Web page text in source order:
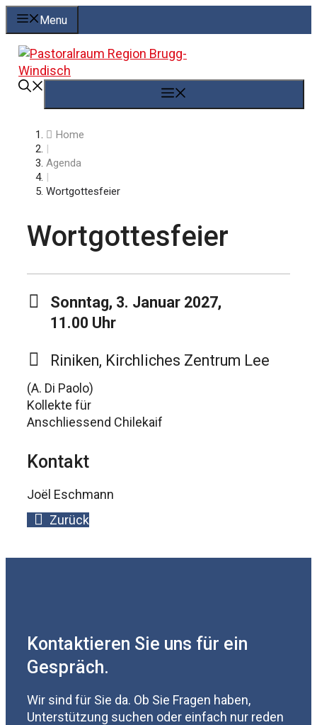
Springe
zum
Inhalt
Menu
Home
|
Agenda
|
Wortgottesfeier
Wortgottesfeier
Sonntag, 3. Januar 2027,
11.00 Uhr
Riniken, Kirchliches Zentrum Lee
(A. Di Paolo)
Kollekte für
Anschliessend Chilekaif
Kontakt
Joël Eschmann
Zurück
Kontaktieren Sie uns für ein
Gespräch.
Wir sind für Sie da. Ob Sie Fragen haben,
Unterstützung suchen oder einfach nur reden